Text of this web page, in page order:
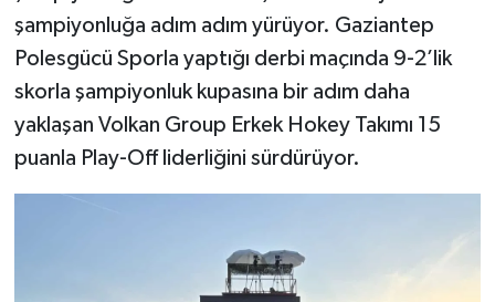
şampiyonluğa adım adım yürüyor. Gaziantep
Polesgücü Sporla yaptığı derbi maçında 9-2’lik
skorla şampiyonluk kupasına bir adım daha
yaklaşan Volkan Group Erkek Hokey Takımı 15
puanla Play-Off liderliğini sürdürüyor.
Türkiye
Video Haber
Yaşam
Yeme-İçme